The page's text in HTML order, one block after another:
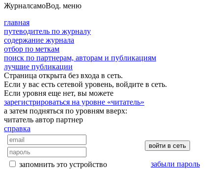
ЖурналсамоВод. меню
главная
путеводитель по журналу
содержание журнала
отбор по меткам
поиск по партнерам, авторам и публикациям
лучшие публикации
Страница открыта без входа в сеть.
Если у вас есть сетевой уровень, войдите в сеть.
Если уровня еще нет, вы можете
зарегистрироваться на уровне «читатель»
а затем подняться по уровням вверх:
читатель автор партнер
справка
запомнить это устройство
забыли пароль